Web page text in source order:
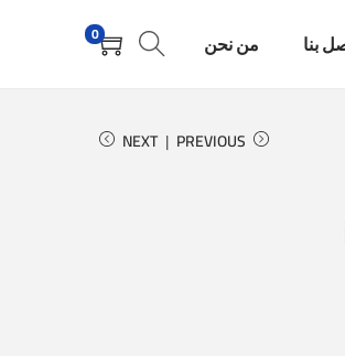
بنا من نحن 0
PREVIOUS
NEXT